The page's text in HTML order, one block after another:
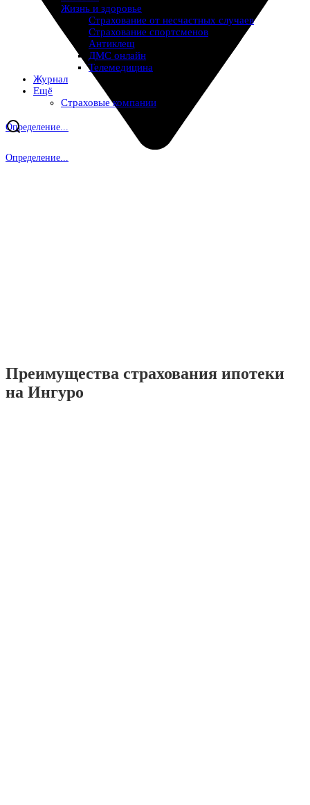
Определение...
Определение...
Жизнь и здоровье
Страхование от несчастных случаев
Страхование спортсменов
Антиклещ
ДМС онлайн
Телемедицина
Журнал
Ещё
Страховые компании
Преимущества страхования ипотеки
на Ингуро